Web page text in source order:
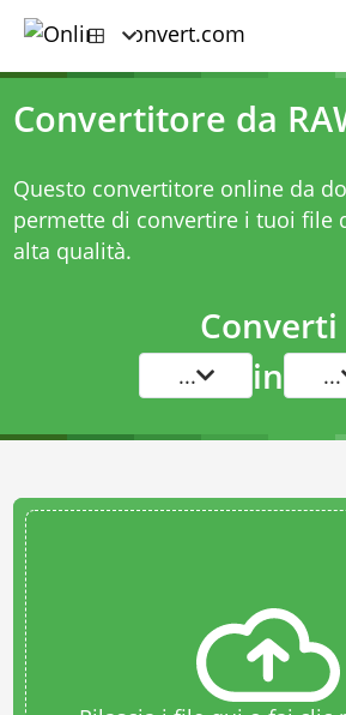
Convertitore da
Questo convertitore online da
permette di convertire i tuoi file
alta qualità.
Converti
... in ...